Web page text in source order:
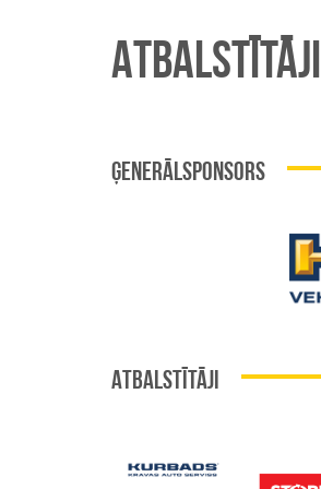
ATBALSTĪTĀJI
ĢENERĀLSPONSORS
ATBALSTĪTĀJI